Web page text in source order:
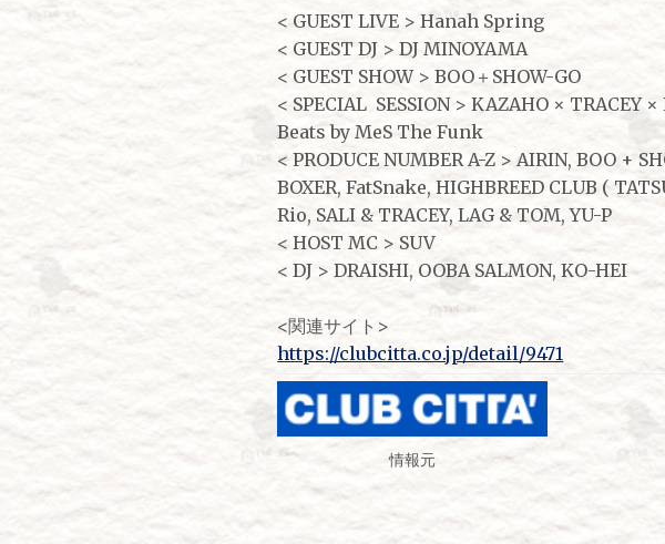
< GUEST LIVE > Hanah Spring
< GUEST DJ > DJ MINOYAMA
< GUEST SHOW > BOO＋SHOW-GO
< SPECIAL SESSION > KAZAHO × TRACEY
Beats by MeS The Funk
< PRODUCE NUMBER A-Z > AIRIN, BOO +
BOXER, FatSnake, HIGHBREED CLUB (
Rio, SALI & TRACEY, LAG & TOM, YU-P
< HOST MC > SUV
< DJ > DRAISHI, OOBA SALMON, KO-HEI
<関連サイト>
https://clubcitta.co.jp/detail/9471
情報元